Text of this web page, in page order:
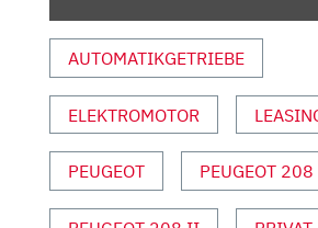
PACK
(100
[4K]
–
AUTOPHORIE“
VON
YOUTUBE
AUTOMATIKGETRIEBE
ELEKTROMOTOR
PEUGEOT PEUGEOT 208